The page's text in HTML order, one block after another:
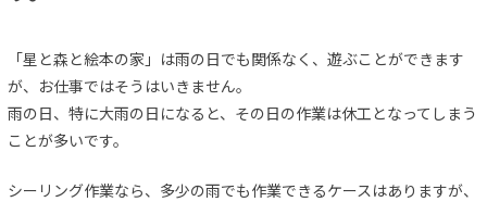
「星と森と絵本の家」は雨の日でも関係なく、遊ぶことができます
が、お仕事ではそうはいきません。
雨の日、特に大雨の日になると、その日の作業は休工となってしまう
ことが多いです。
シーリング作業なら、多少の雨でも作業できるケースはありますが、